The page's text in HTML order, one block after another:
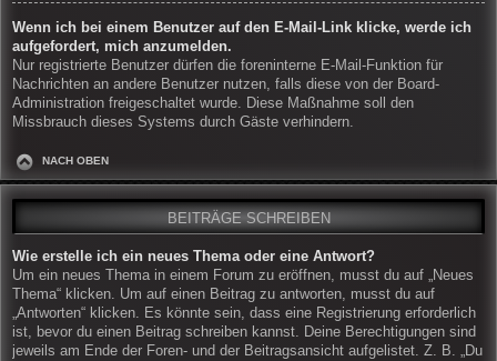
Wenn ich bei einem Benutzer auf den E-Mail-Link klicke, werde ich
aufgefordert, mich anzumelden.
Nur registrierte Benutzer dürfen die foreninterne E-Mail-Funktion für
Nachrichten an andere Benutzer nutzen, falls diese von der Board-
Administration freigeschaltet wurde. Diese Maßnahme soll den
Missbrauch dieses Systems durch Gäste verhindern.
NACH OBEN
BEITRÄGE SCHREIBEN
Wie erstelle ich ein neues Thema oder eine Antwort?
Um ein neues Thema in einem Forum zu eröffnen, musst du auf „Neues
Thema“ klicken. Um auf einen Beitrag zu antworten, musst du auf
„Antworten“ klicken. Es könnte sein, dass eine Registrierung erforderlich
ist, bevor du einen Beitrag schreiben kannst. Deine Berechtigungen sind
jeweils am Ende der Foren- und der Beitragsansicht aufgelistet. Z. B. „Du